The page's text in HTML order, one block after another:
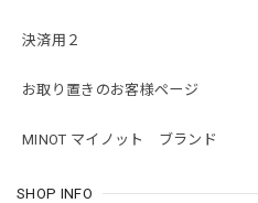
決済用２
お取り置きのお客様ページ
MINOT マイノット ブランド
SHOP INFO